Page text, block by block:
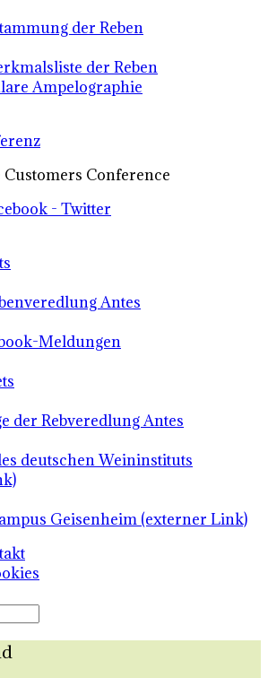
der Reben
der Reben
Ampelographie
Customers Conference
- Twitter
Antes
Meldungen
der Rebveredlung Antes
deutschen Weininstituts
Geisenheim (externer Link)